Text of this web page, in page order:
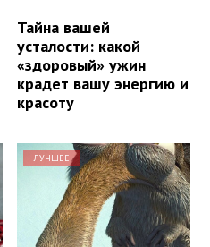
Тайна вашей
усталости: какой
«здоровый» ужин
крадет вашу энергию и
красоту
ЛУЧШЕЕ